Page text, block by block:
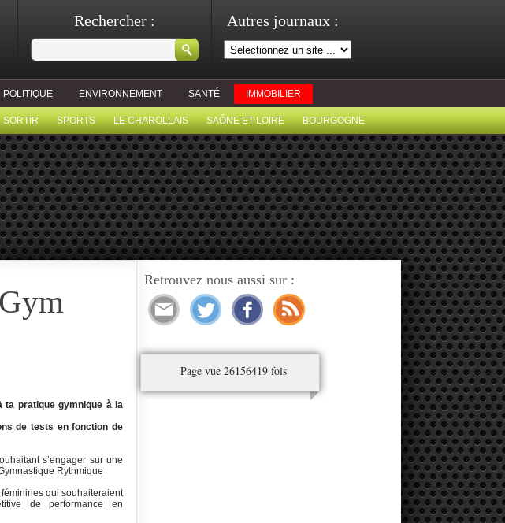
Autres journaux :
Rechercher :
POLITIQUE ENVIRONNEMENT SANTÉ IMMOBILIER
SORTIR SPORTS LE CHAROLLAIS SAÔNE ET LOIRE BOURGOGNE
ta pratique gymnique à la
de tests en fonction de
s’engager sur une
Rythmique
qui souhaiteraient
de performance en
Retrouvez nous aussi sur :
Page vue 26156419 fois